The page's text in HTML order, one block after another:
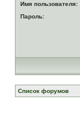
Имя пользователя:
Пароль:
Список форумов